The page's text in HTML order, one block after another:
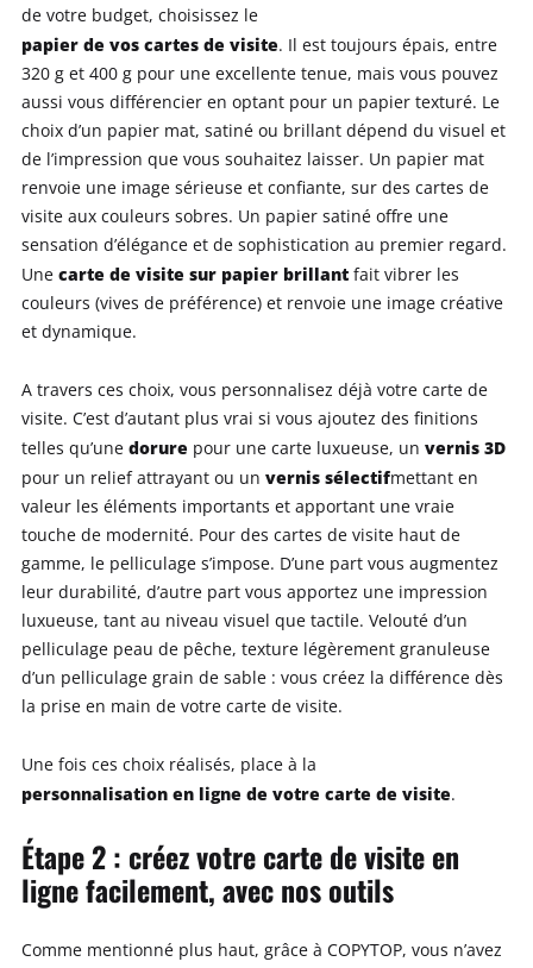
de votre budget, choisissez le
papier de vos cartes de visite. Il est toujours épais, entre
320 g et 400 g pour une excellente tenue, mais vous pouvez
aussi vous différencier en optant pour un papier texturé. Le
choix d’un papier mat, satiné ou brillant dépend du visuel et
de l’impression que vous souhaitez laisser. Un papier mat
renvoie une image sérieuse et confiante, sur des cartes de
visite aux couleurs sobres. Un papier satiné offre une
sensation d’élégance et de sophistication au premier regard.
Une carte de visite sur papier brillantfait vibrer les
couleurs (vives de préférence) et renvoie une image créative
et dynamique.
A travers ces choix, vous personnalisez déjà votre carte de
visite. C’est d’autant plus vrai si vous ajoutez des finitions
telles qu’une dorure pour une carte luxueuse, un vernis 3D
pour un relief attrayant ou un vernis sélectifmettant en
valeur les éléments importants et apportant une vraie
touche de modernité. Pour des cartes de visite haut de
gamme, le pelliculage s’impose. D’une part vous augmentez
leur durabilité, d’autre part vous apportez une impression
luxueuse, tant au niveau visuel que tactile. Velouté d’un
pelliculage peau de pêche, texture légèrement granuleuse
d’un pelliculage grain de sable : vous créez la différence dès
la prise en main de votre carte de visite.
Une fois ces choix réalisés, place à la
personnalisation en ligne de votre carte de visite.
Étape 2 : créez votre carte de visite en
ligne facilement, avec nos outils
Comme mentionné plus haut, grâce à COPYTOP, vous n’avez